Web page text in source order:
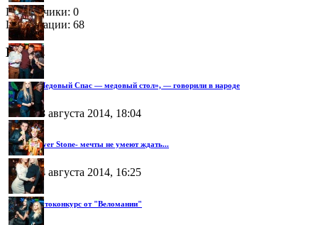
Подписчики: 0
Публикации: 68
Блог ↓
«Медовый Спас — медовый стол», — говорили в народе
18 августа 2014, 18:04
Silver Stone- мечты не умеют ждать...
14 августа 2014, 16:25
Фотоконкурс от "Веломании"